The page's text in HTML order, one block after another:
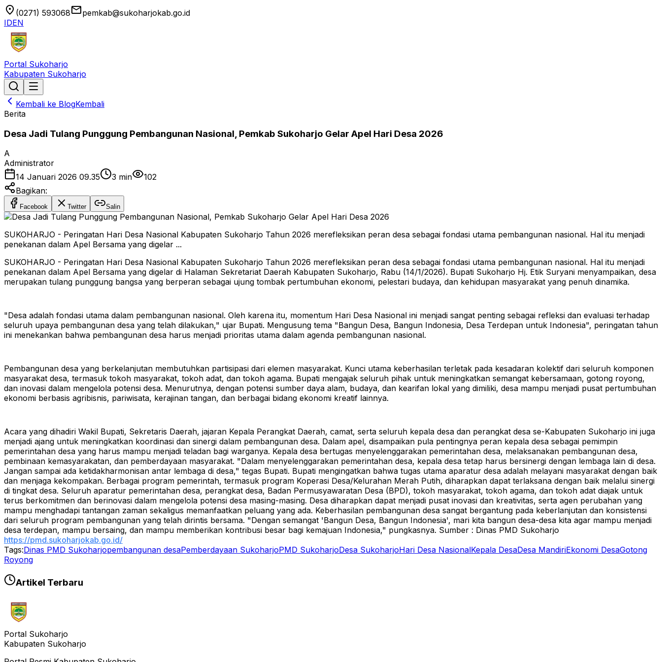
location_on (0271) 593068emailpemkab@sukoharjokab.go.id
IDEN
Portal Sukoharjo
Kabupaten Sukoharjo
Kembali ke BlogKembali
Berita
Desa Jadi Tulang Punggung Pembangunan Nasional, Pemkab Sukoharjo Gelar Apel Hari Desa 2026
A
Administrator
14 Januari 2026 09.35
3 min
102
Bagikan:
Facebook Twitter Salin
SUKOHARJO - Peringatan Hari Desa Nasional Kabupaten Sukoharjo Tahun 2026 merefleksikan peran desa sebagai fondasi utama pembangunan nasional. Hal itu menjadi
penekanan dalam Apel Bersama yang digelar ...
SUKOHARJO - Peringatan Hari Desa Nasional Kabupaten Sukoharjo Tahun 2026 merefleksikan peran desa sebagai fondasi utama pembangunan nasional. Hal itu menjadi
penekanan dalam Apel Bersama yang digelar di Halaman Sekretariat Daerah Kabupaten Sukoharjo, Rabu (14/1/2026). Bupati Sukoharjo Hj. Etik Suryani menyampaikan, desa
merupakan tulang punggung bangsa yang berperan sebagai ujung tombak pertumbuhan ekonomi, pelestari budaya, dan kehidupan masyarakat yang penuh dinamika.
"Desa adalah fondasi utama dalam pembangunan nasional. Oleh karena itu, momentum Hari Desa Nasional ini menjadi sangat penting sebagai refleksi dan evaluasi terhadap
seluruh upaya pembangunan desa yang telah dilakukan," ujar Bupati. Mengusung tema "Bangun Desa, Bangun Indonesia, Desa Terdepan untuk Indonesia", peringatan tahun
ini menekankan bahwa pembangunan desa harus menjadi prioritas utama dalam agenda pembangunan nasional.
Pembangunan desa yang berkelanjutan membutuhkan partisipasi dari elemen masyarakat. Kunci utama keberhasilan terletak pada kesadaran kolektif dari seluruh komponen
masyarakat desa, termasuk tokoh masyarakat, tokoh adat, dan tokoh agama. Bupati mengajak seluruh pihak untuk meningkatkan semangat kebersamaan, gotong royong,
dan inovasi dalam mengelola potensi desa. Menurutnya, dengan potensi sumber daya alam, budaya, dan kearifan lokal yang dimiliki, desa mampu menjadi pusat pertumbuhan
ekonomi berbasis agribisnis, pariwisata, kerajinan tangan, dan berbagai bidang ekonomi kreatif lainnya.
Acara yang dihadiri Wakil Bupati, Sekretaris Daerah, jajaran Kepala Perangkat Daerah, camat, serta seluruh kepala desa dan perangkat desa se-Kabupaten Sukoharjo ini juga
menjadi ajang untuk meningkatkan koordinasi dan sinergi dalam pembangunan desa. Dalam apel, disampaikan pula pentingnya peran kepala desa sebagai pemimpin
pemerintahan desa yang harus mampu menjadi teladan bagi warganya. Kepala desa bertugas menyelenggarakan pemerintahan desa, melaksanakan pembangunan desa,
pembinaan kemasyarakatan, dan pemberdayaan masyarakat. "Dalam menyelenggarakan pemerintahan desa, kepala desa tetap harus bersinergi dengan lembaga lain di desa.
Jangan sampai ada ketidakharmonisan antar lembaga di desa," tegas Bupati. Bupati mengingatkan bahwa tugas utama aparatur desa adalah melayani masyarakat dengan baik
dan menjaga kekompakan. Berbagai program pemerintah, termasuk program Koperasi Desa/Kelurahan Merah Putih, diharapkan dapat terlaksana dengan baik melalui sinergi
di tingkat desa. Seluruh aparatur pemerintahan desa, perangkat desa, Badan Permusyawaratan Desa (BPD), tokoh masyarakat, tokoh agama, dan tokoh adat diajak untuk
terus berkomitmen dan berinovasi dalam mengelola potensi desa masing-masing. Desa diharapkan dapat menjadi pusat inovasi dan kreativitas, serta agen perubahan yang
mampu menghadapi tantangan zaman sekaligus memanfaatkan peluang yang ada. Keberhasilan pembangunan desa sangat bergantung pada keberlanjutan dan konsistensi
dari seluruh program pembangunan yang telah dirintis bersama. "Dengan semangat 'Bangun Desa, Bangun Indonesia', mari kita bangun desa-desa kita agar mampu menjadi
desa terdepan, mampu bersaing, dan mampu memberikan kontribusi besar bagi kemajuan Indonesia," pungkasnya. Sumber : Dinas PMD Sukoharjo
https://pmd.sukoharjokab.go.id/
Tags:Dinas PMD Sukoharjopembangunan desaPemberdayaan SukoharjoPMD SukoharjoDesa SukoharjoHari Desa NasionalKepala DesaDesa MandiriEkonomi DesaGotong
Royong
Artikel Terbaru
Portal Sukoharjo
Kabupaten Sukoharjo